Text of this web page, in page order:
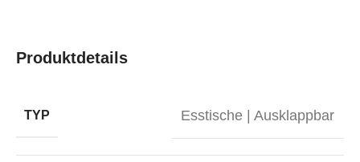
Produktdetails
TYP Esstische | Ausklappbar